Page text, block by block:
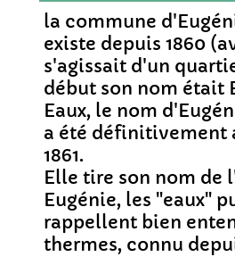
la commune
existe depuis 1860
s'agissait d'un
début son nom était
Eaux, le nom
a été définitivement
1861.
Elle tire son nom de
Eugénie, les "eaux"
rappellent bien
thermes, connu